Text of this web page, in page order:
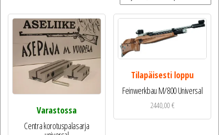
Varastossa
Centra korotuspalasarja
Tilapäisesti loppu
Feinwerkbau M/800 Universal
2440,00€